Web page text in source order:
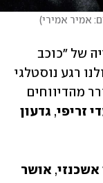
אמיר אמירי)
זריפי,
אשכנזי, אושר